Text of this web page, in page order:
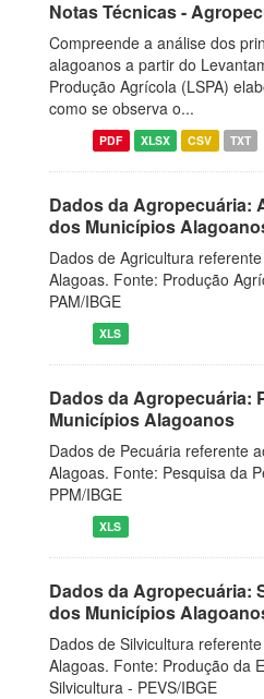
Notas Técnicas -
Compreende a análise dos
alagoanos a partir do
Produção Agrícola (LSPA)
como se observa o...
PDF XLSX CSV TXT
Dados da Agropecuária:
dos Municípios
Dados de Agricultura
Alagoas. Fonte: Produção
PAM/IBGE
XLS
Dados da Agropecuária:
Municípios Alagoanos
Dados de Pecuária referente
Alagoas. Fonte: Pesquisa da
PPM/IBGE
XLS
Dados da Agropecuária:
dos Municípios
Dados de Silvicultura
Alagoas. Fonte: Produção da
Silvicultura - PEVS/IBGE